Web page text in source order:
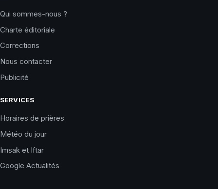
Qui sommes-nous ?
Charte éditoriale
Corrections
Nous contacter
Publicité
SERVICES
Horaires de prières
Météo du jour
Imsak et Iftar
Google Actualités